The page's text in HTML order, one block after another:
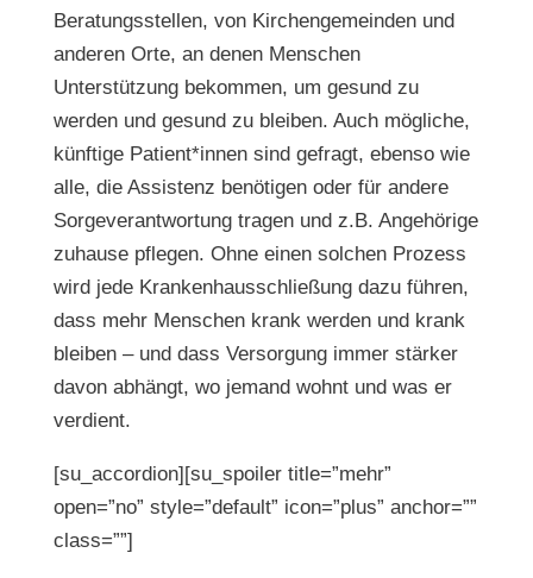
Beratungsstellen, von Kirchengemeinden und
anderen Orte, an denen Menschen
Unterstützung bekommen, um gesund zu
werden und gesund zu bleiben. Auch mögliche,
künftige Patient*innen sind gefragt, ebenso wie
alle, die Assistenz benötigen oder für andere
Sorgeverantwortung tragen und z.B. Angehörige
zuhause pflegen. Ohne einen solchen Prozess
wird jede Krankenhausschließung dazu führen,
dass mehr Menschen krank werden und krank
bleiben – und dass Versorgung immer stärker
davon abhängt, wo jemand wohnt und was er
verdient.
[su_accordion][su_spoiler title=”mehr”
open=”no” style=”default” icon=”plus” anchor=””
class=””]